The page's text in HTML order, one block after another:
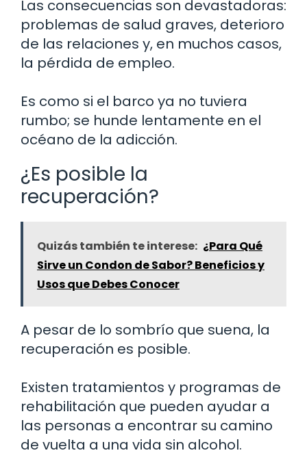
Las consecuencias son devastadoras:
problemas de salud graves, deterioro
de las relaciones y, en muchos casos,
la pérdida de empleo.
Es como si el barco ya no tuviera
rumbo; se hunde lentamente en el
océano de la adicción.
¿Es posible la
recuperación?
Quizás también te interese: ¿Para Qué
Sirve un Condon de Sabor? Beneficios y
Usos que Debes Conocer
A pesar de lo sombrío que suena, la
recuperación es posible.
Existen tratamientos y programas de
rehabilitación que pueden ayudar a
las personas a encontrar su camino
de vuelta a una vida sin alcohol.